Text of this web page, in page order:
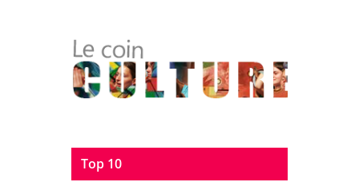
Top 10